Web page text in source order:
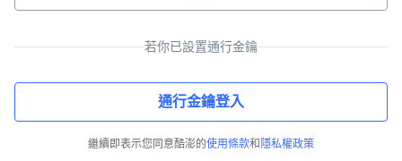
若你已設置通行金鑰
通行金鑰登入
繼續即表示您同意酷澎的使用條款和 隱私權政策